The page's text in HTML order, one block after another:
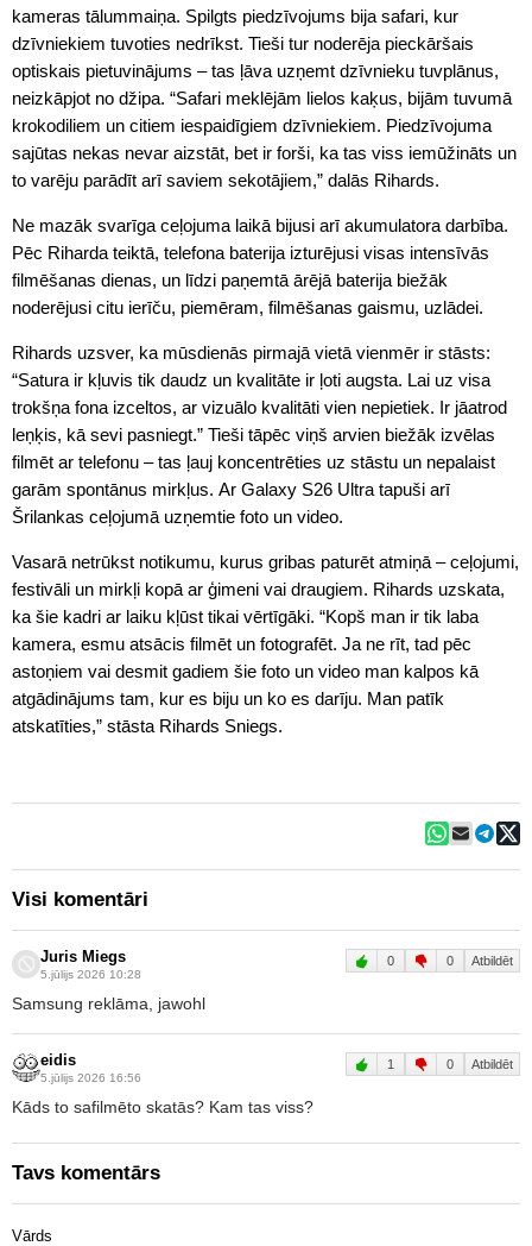
kameras tālummaiņa. Spilgts piedzīvojums bija safari, kur
dzīvniekiem tuvoties nedrīkst. Tieši tur noderēja pieckāršais
optiskais pietuvinājums – tas ļāva uzņemt dzīvnieku tuvplānus,
neizkāpjot no džipa. “Safari meklējām lielos kaķus, bijām tuvumā
krokodiliem un citiem iespaidīgiem dzīvniekiem. Piedzīvojuma
sajūtas nekas nevar aizstāt, bet ir forši, ka tas viss iemūžināts un
to varēju parādīt arī saviem sekotājiem,” dalās Rihards.
Ne mazāk svarīga ceļojuma laikā bijusi arī akumulatora darbība.
Pēc Riharda teiktā, telefona baterija izturējusi visas intensīvās
filmēšanas dienas, un līdzi paņemtā ārējā baterija biežāk
noderējusi citu ierīču, piemēram, filmēšanas gaismu, uzlādei.
Rihards uzsver, ka mūsdienās pirmajā vietā vienmēr ir stāsts:
“Satura ir kļuvis tik daudz un kvalitāte ir ļoti augsta. Lai uz visa
trokšņa fona izceltos, ar vizuālo kvalitāti vien nepietiek. Ir jāatrod
leņķis, kā sevi pasniegt.” Tieši tāpēc viņš arvien biežāk izvēlas
filmēt ar telefonu – tas ļauj koncentrēties uz stāstu un nepalaist
garām spontānus mirkļus. Ar Galaxy S26 Ultra tapuši arī
Šrilankas ceļojumā uzņemtie foto un video.
Vasarā netrūkst notikumu, kurus gribas paturēt atmiņā – ceļojumi,
festivāli un mirkļi kopā ar ģimeni vai draugiem. Rihards uzskata,
ka šie kadri ar laiku kļūst tikai vērtīgāki. “Kopš man ir tik laba
kamera, esmu atsācis filmēt un fotografēt. Ja ne rīt, tad pēc
astoņiem vai desmit gadiem šie foto un video man kalpos kā
atgādinājums tam, kur es biju un ko es darīju. Man patīk
atskatīties,” stāsta Rihards Sniegs.
Visi komentāri
Juris Miegs
5.jūlijs 2026 10:28
0 0 Atbildēt
Samsung reklāma, jawohl
eidis
5.jūlijs 2026 16:56
1 0 Atbildēt
Kāds to safilmēto skatās? Kam tas viss?
Tavs komentārs
Vārds